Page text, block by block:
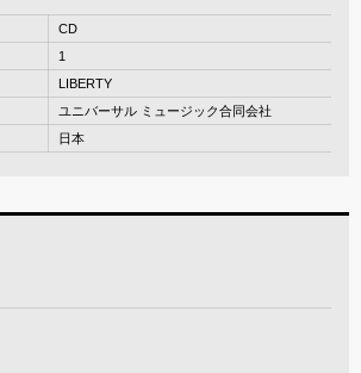
CD
1
LIBERTY
ユニバーサル ミュージック合同会社
日本